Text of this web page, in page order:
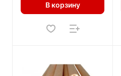
В корзину